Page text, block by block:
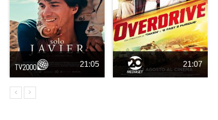
21:05 21:07